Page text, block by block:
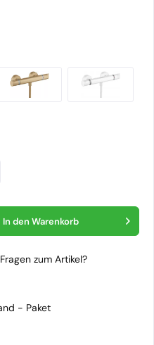
In den Warenkorb
Fragen zum Artikel?
- Paket